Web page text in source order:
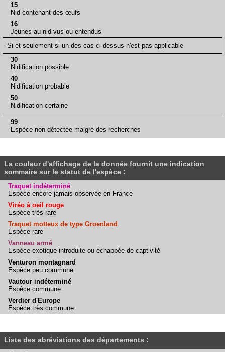
15
Nid contenant des œufs
16
Jeunes au nid vus ou entendus
Si et seulement si un des cas ci-dessus n'est pas applicable
30
Nidification possible
40
Nidification probable
50
Nidification certaine
99
Espèce non détectée malgré des recherches
La couleur d'affichage de la donnée fournit une indication
sommaire sur le statut de l'espèce :
Traquet indéterminé
Espèce encore jamais observée en France
Viréo à oeil rouge
Espèce très rare
Traquet motteux de type Groenland
Espèce rare
Vanneau armé
Espèce exotique introduite ou échappée de captivité
Venturon montagnard
Espèce peu commune
Vautour indéterminé
Espèce commune
Verdier d'Europe
Espèce très commune
Liste des abréviations des départements :